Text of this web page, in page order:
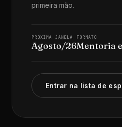
primeira mão.
PRÓXIMA JANELA
Agosto/26
FORMATO
Mentoria
Entrar na lista de